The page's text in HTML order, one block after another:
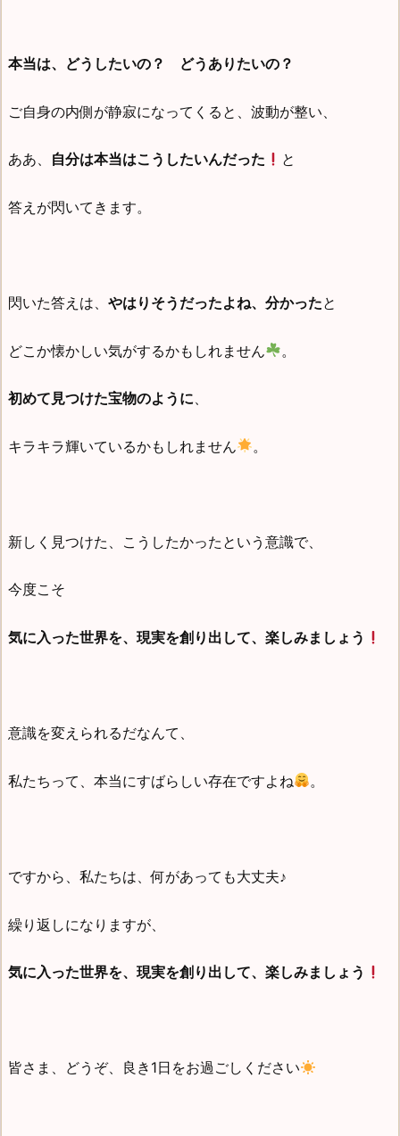
本当は、どうしたいの？ どうありたいの？
ご自身の内側が静寂になってくると、波動が整い、
ああ、 自分は本当はこうしたいんだった と
答えが閃いてきます。
閃いた答えは、 やはりそうだったよね、分かったと
どこか懐かしい気がするかもしれません 。
初めて見つけた宝物のように、
キラキラ輝いているかもしれません 。
新しく見つけた、こうしたかったという意識で、
今度こそ
気に入った世界を、現実を創り出して、楽しみましょう
意識を変えられるだなんて、
私たちって、本当にすばらしい存在ですよね 。
ですから、私たちは、何があっても大丈夫♪
繰り返しになりますが、
気に入った世界を、現実を創り出して、楽しみましょう
皆さま、どうぞ、良き1日をお過ごしください